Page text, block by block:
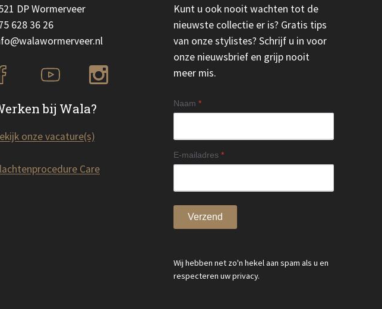
DP Wormerveer
628 36 26
bij Wala?
onze vacature(s)
Care
Kunt u ook nooit wachten tot de
nieuwste collectie er is? Gratis tips
van onze stylistes? Schrijf u in voor
onze nieuwsbrief en grijp nooit
meer mis.
Naam *
E-mailadres *
Verzend
Wij hebben net zo'n hekel aan spam als u en
respecteren uw privacy.